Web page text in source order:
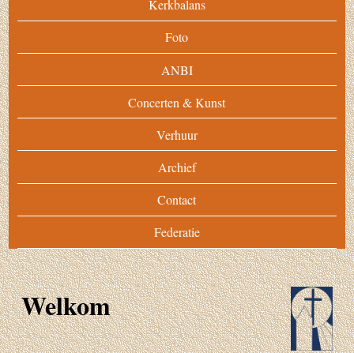
Kerkbalans
Foto
ANBI
Concerten & Kunst
Verhuur
Archief
Contact
Federatie
Welkom